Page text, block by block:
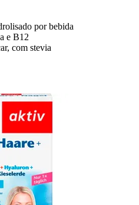
por bebida
e B12
com stevia